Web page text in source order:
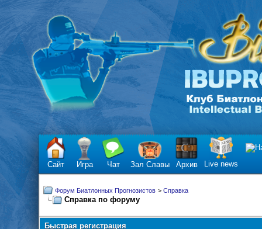
Сайт Игра Чат Зал Славы Архив Live news
Форум Биатлонных Прогнозистов > Справка
Справка по форуму
Быстрая регистрация